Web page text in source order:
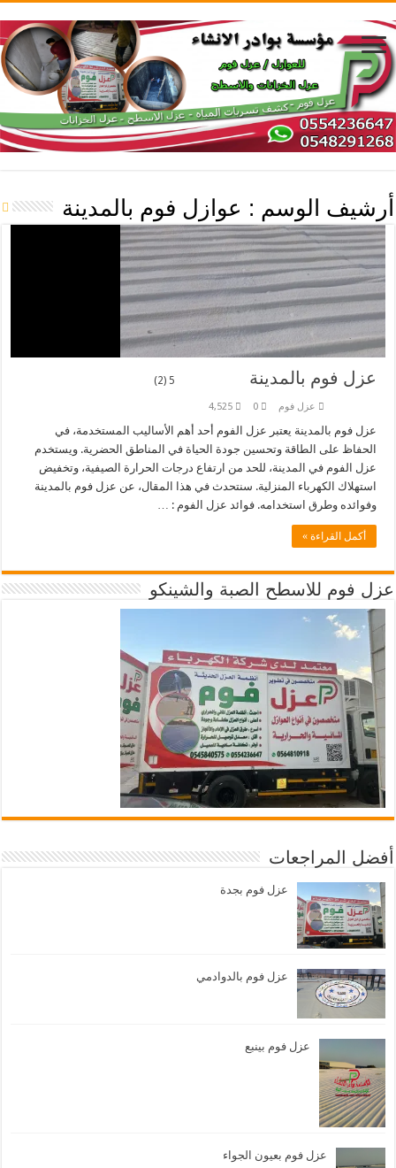
أرشيف الوسم : عوازل فوم بالمدينة
عزل فوم بالمدينة 5 (2)
عزل فوم 0
4,525
عزل فوم بالمدينة يعتبر عزل الفوم أحد أهم الأساليب المستخدمة، في
الحفاظ على الطاقة وتحسين جودة الحياة في المناطق الحضرية. ويستخدم
عزل الفوم في المدينة، للحد من ارتفاع درجات الحرارة الصيفية، وتخفيض
استهلاك الكهرباء المنزلية. سنتحدث في هذا المقال، عن عزل فوم بالمدينة
وفوائده وطرق استخدامه. فوائد عزل الفوم : …
أكمل القراءة »
عزل فوم للاسطح الصبة والشينكو
أفضل المراجعات
عزل فوم بجدة
عزل فوم بالدوادمي
عزل فوم بينبع
عزل فوم بعيون الجواء